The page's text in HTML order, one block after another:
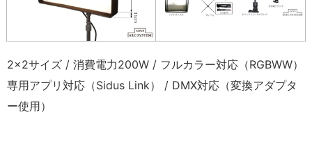
2×2サイズ / 消費電力200W / フルカラー対応（RGBWW）
専用アプリ対応（Sidus Link） / DMX対応（変換アダプタ
ー使用）